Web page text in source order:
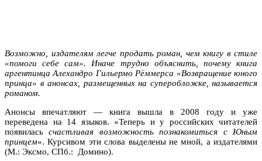
Возможно, издателям легче продать роман, чем книгу в стиле
«помоги себе сам». Иначе трудно объяснить, почему книга
аргентинца Алехандро Гильермо Рёммерса «Возвращение юного
принца» в анонсах, размещенных на суперобложке, называется
романом.
Анонсы впечатляют — книга вышла в 2008 году и уже
переведена на 14 языков. «Теперь и у российских читателей
появиласьсчастливая возможность познакомиться с Юным
принцем». Курсивом эти слова выделены не мной, а издателями
(М.: Эксмо, СПб.: Домино).